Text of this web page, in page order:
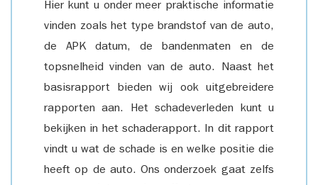
Hier kunt u onder meer praktische informatie
vinden zoals het type brandstof van de auto,
de APK datum, de bandenmaten en de
topsnelheid vinden van de auto. Naast het
basisrapport bieden wij ook uitgebreidere
rapporten aan. Het schadeverleden kunt u
bekijken in het schaderapport. In dit rapport
vindt u wat de schade is en welke positie die
heeft op de auto. Ons onderzoek gaat zelfs